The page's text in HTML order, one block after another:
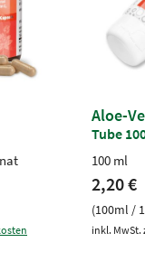
Aloe-
Tube
100 ml
2,20 €
(100ml /
inkl. MwSt.